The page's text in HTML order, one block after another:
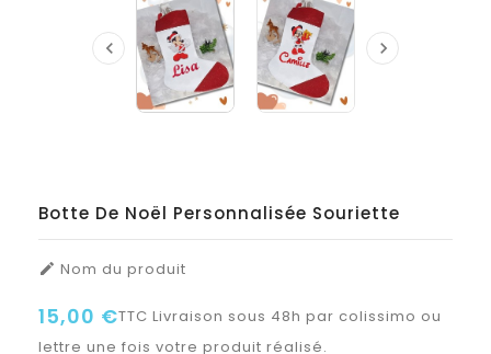
 
Botte De Noël Personnalisée Souriette
 Nom du produit
15,00 €TTC Livraison sous 48h par colissimo ou
lettre une fois votre produit réalisé.